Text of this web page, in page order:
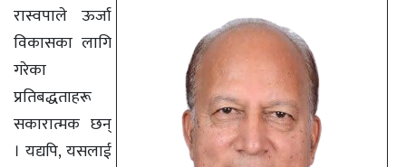
रास्वपाले ऊर्जा
विकासका लागि
गरेका
प्रतिबद्धताहरू
सकारात्मक छन्
। यद्यपि, यसलाई